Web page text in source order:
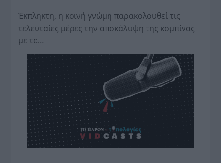
Έκπληκτη, η κοινή γνώμη παρακολουθεί τις
τελευταίες μέρες την αποκάλυψη της κο­μπίνας
με τα…